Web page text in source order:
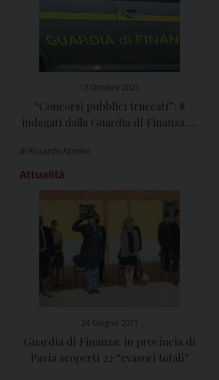
13 Ottobre 2021
“Concorsi pubblici truccati”: 8
indagati dalla Guardia di Finanza di
di Riccardo Azzolini
Attualità
24 Giugno 2021
Guardia di Finanza: in provincia di
Pavia scoperti 22 “evasori totali”